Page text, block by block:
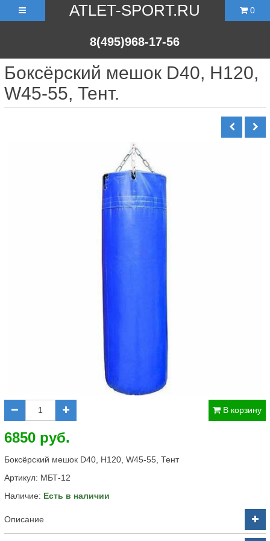
ATLET-SPORT.RU
8(495)968-17-56
0
Боксёрский мешок D40, H120,
W45-55, Тент.
В корзину
6850 руб.
Боксёрский мешок D40, H120, W45-55, Тент
Артикул: МБТ-12
Наличие: Есть в наличии
Описание